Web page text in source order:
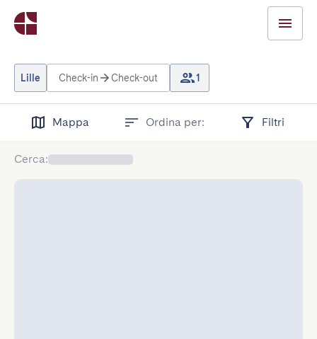
Lille Check-in Check-out 1
Mappa Ordina per: Filtri
Cerca: